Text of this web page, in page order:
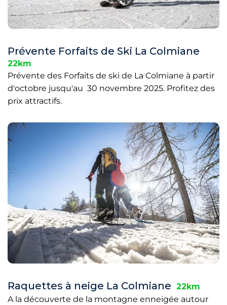
Prévente Forfaits de Ski La Colmiane
22km
Prévente des Forfaits de ski de La Colmiane à partir
d'octobre jusqu'au 30 novembre 2025. Profitez des
prix attractifs.
Raquettes à neige La Colmiane 22km
A la découverte de la montagne enneigée autour